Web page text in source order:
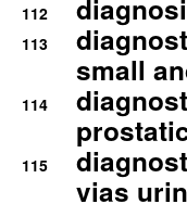
112
113
small
114
115
vias